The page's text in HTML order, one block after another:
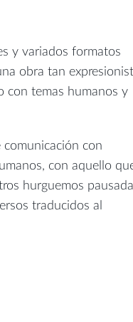
y variados formatos
obra tan
con temas humanos y
con
con aquello
hurguemos pausada
traducidos al